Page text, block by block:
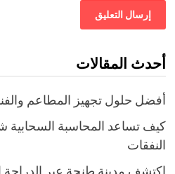
أحدث المقالات
أفضل حلول تجهيز المطاعم
كيف تساعد المحاسبة السحابية
النفقات